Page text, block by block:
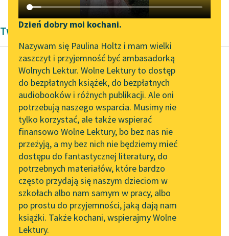
Katalog DAISY
Podkasty o książkach
Zgłoś brak utworu
Aktualności
„Prokurator Alicja Horn”
do słuchania
Byliśmy częścią AI Impact
Lab
Zapraszamy na spotkanie
online z tłumaczkami
literatury skandynawskiej
Spotkanie z Katarzyną
Tunkiel w Oslo
102. lata temu zmarł
Joseph Conrad
Narzędzia
Mapa Wolnych Lektur
Leśmianator
Przewodnik dla piszących i
czytających
API
OAI-PMH
Widget Wolnych Lektur
Przypisy
Dzień dobry moi kochani.
Nazywam się Paulina Holtz i mam wielki
zaszczyt i przyjemność być ambasadorką
Wolnych Lektur. Wolne Lektury to dostęp
do bezpłatnych książek, do bezpłatnych
audiobooków i różnych publikacji. Ale oni
potrzebują naszego wsparcia. Musimy nie
tylko korzystać, ale także wspierać
finansowo Wolne Lektury, bo bez nas nie
przeżyją, a my bez nich nie będziemy mieć
dostępu do fantastycznej literatury, do
potrzebnych materiałów, które bardzo
często przydają się naszym dzieciom w
szkołach albo nam samym w pracy, albo
po prostu do przyjemności, jaką dają nam
książki. Także kochani, wspierajmy Wolne
Lektury.
Twórczość Michaiła Bułhakowa
Michaił Bułhakow
Fatalne jaja
Żmija machnęła obok
zarządzającego
sowchozem wprost
tam, gdzie był biały
kaftanik, na drodze
Rokk widział...
Czytaj więcej